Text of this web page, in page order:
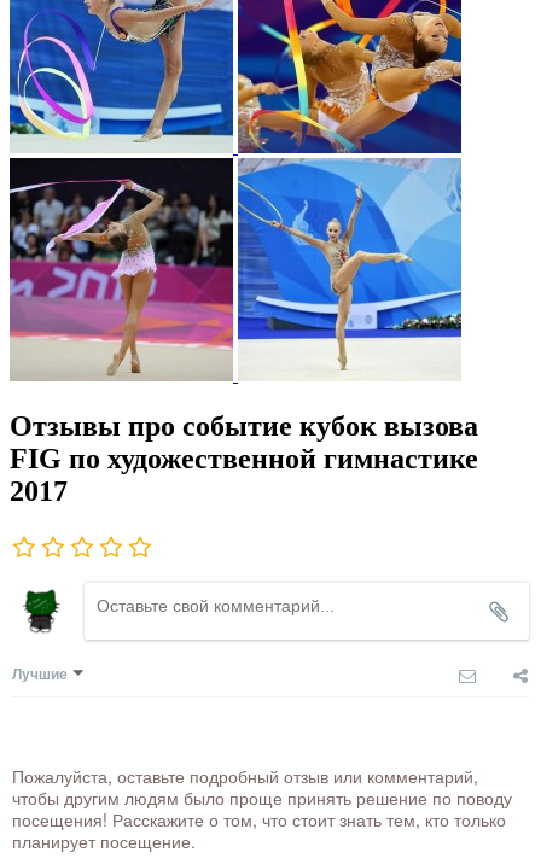
Отзывы про событие кубок вызова
FIG по художественной гимнастике
2017
Лучшие
Пожалуйста, оставьте подробный отзыв или комментарий,
чтобы другим людям было проще принять решение по поводу
посещения! Расскажите о том, что стоит знать тем, кто только
планирует посещение.